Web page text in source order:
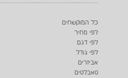
כל המוקשחים
לפי מחיר
לפי דגם
לפי גודל
אביזרים
טאבלטים